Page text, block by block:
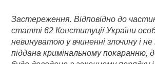
Застереження. Відповідно до
статті 62 Конституції України
невинуватою у вчиненні злочину і
піддана кримінальному покаранню,